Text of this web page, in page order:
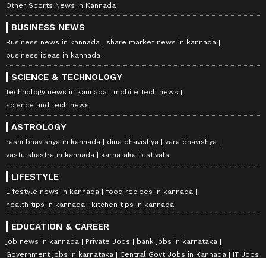
Other Sports News in Kannada
BUSINESS NEWS
Business news in kannada
share market news in kannada
business ideas in kannada
SCIENCE & TECHNOLOGY
technology news in kannada
mobile tech news
science and tech news
ASTROLOGY
rashi bhavishya in kannada dina bhavishya
vara bhavishya
vastu shastra in kannada
karnataka festivals
LIFESTYLE
Lifestyle news in kannada
food recipes in kannada
health tips in kannada
kitchen tips in kannada
EDUCATION & CAREER
job news in kannada Private Jobs
bank jobs in karnataka
Government jobs in karnataka
Central Govt Jobs in Kannada IT Jobs